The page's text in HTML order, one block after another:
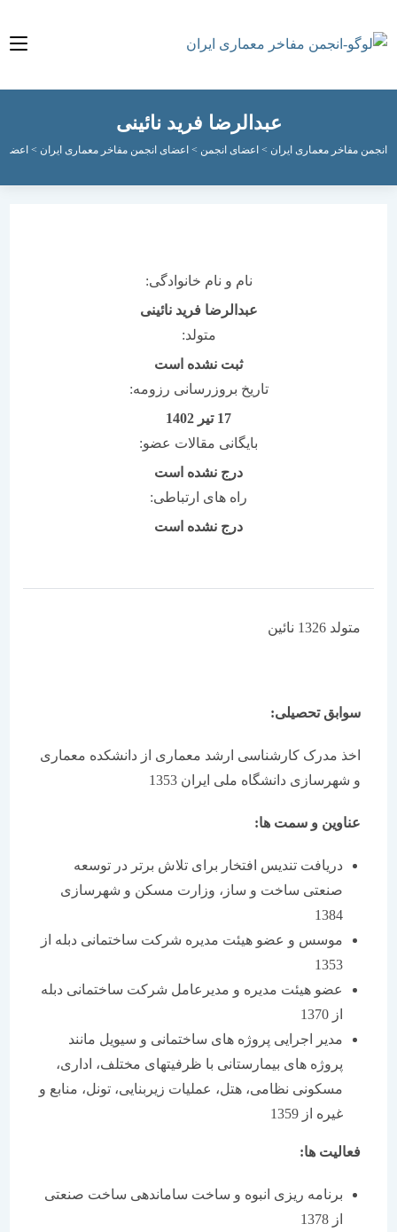
عبدالرضا فرید نائینی
مفاخر معماری ایران > اعضای انجمن>اعضای انجمن مفاخر معماری ایران > اعضای فعال
نام و نام خانوادگی:
عبدالرضا فرید نائینی
ثبت نشده است
تاریخ بروزرسانی رزومه:
بایگانی مقالات عضو:
درج نشده است
راه های ارتباطی:
درج نشده است
سوابق تحصیلی:
اخذ مدرک کارشناسی ارشد معماری از دانشکده معماری
و شهرسازی دانشگاه ملی ایران 1353
عناوین و سمت ها:
دریافت تندیس افتخار برای تلاش برتر در توسعه
صنعتی ساخت و ساز، وزارت مسکن و شهرسازی
موسس و عضو هیئت مدیره شرکت ساختمانی دبله از
عضو هیئت مدیره و مدیرعامل شرکت ساختمانی دبله
مدیر اجرایی پروژه های ساختمانی و سیویل مانند
پروژه های بیمارستانی با ظرفیتهای مختلف، اداری،
مسکونی نظامی، هتل، عملیات زیربنایی، تونل، منابع و
غیره از 1359
فعالیت ها:
برنامه ریزی انبوه و ساخت ساماندهی ساخت صنعتی